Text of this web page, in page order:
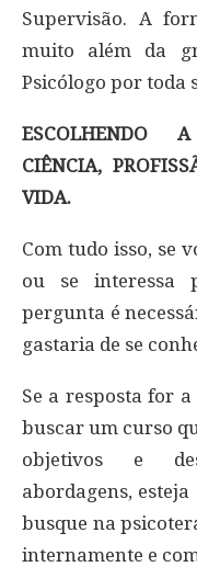
Supervisão. A
muito além da
Psicólogo por toda
ESCOLHENDO
CIÊNCIA,
VIDA.
Com tudo isso, se
ou se interessa
pergunta é
gastaria de se
Se a resposta for
buscar um curso
objetivos e
abordagens,
busque na
internamente e